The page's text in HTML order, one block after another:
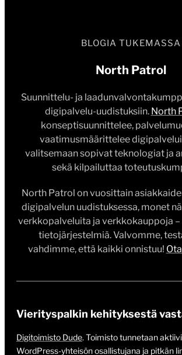
BLOGIA TUKEMASSA
North Patrol
Suunnittelu- ja
digipalvelu-uudistuksiin. North
konseptisuunnittelee,
vaatimusmäärittelee
valitsemaan sopivat teknologiat ja
sekä kilpailuttaa
North Patrol on vuosittain
digipalvelun uudistuksessa, monet
verkkopalveluita ja verkkokauppoja
tietojärjestelmiä. Valvomme,
vahdimme, että kaikki onnistuu!
Vierityspalkin kehityksestä
Digitoimisto Dude. Toimisto tunnetaan
WordPress-yhteisön osallistujana ja pitkän